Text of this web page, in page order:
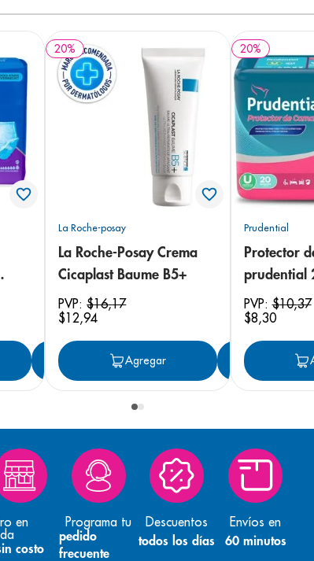
Agregar
20%
La Roche-posay
La Roche-Posay Crema
Cicaplast Baume B5+
PVP:$16,17
$12,94
Agregar
20%
Prudential
Protector
prudential
PVP:$10,37
$8,30
en
costo
Programa tu
pedido
frecuente
Descuentos
todos los días
Envíos en
60 minutos